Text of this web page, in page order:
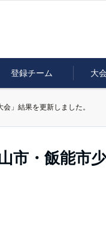
登録チーム 大
」結果を更新しました。
市・飯能市